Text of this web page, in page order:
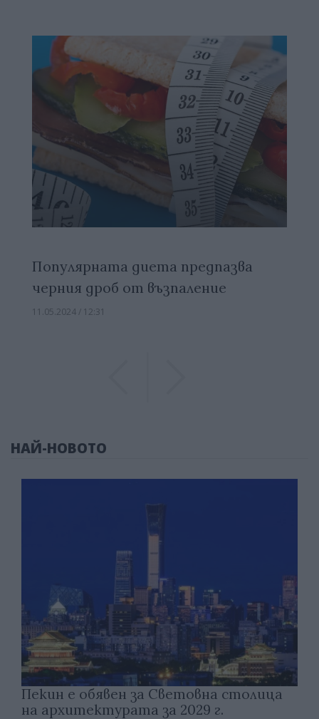
Популярната диета предпазва
черния дроб от възпаление
11.05.2024 / 12:31
НАЙ-НОВОТО
Пекин е обявен за Световна столица
на архитектурата за 2029 г.